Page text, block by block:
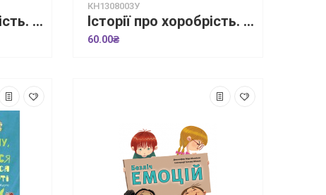
Історії про хоробрість. Історія про дракончика Басі, який подолав страх шуму
КН1308003У
Історії про хоробрість. Історія про дракончика Нару, яку більше не лякають насмішки
60.00₴